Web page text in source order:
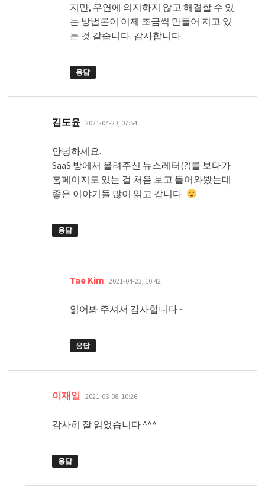
지만, 우연에 의지하지 않고 해결할 수 있
는 방법론이 이제 조금씩 만들어 지고 있
는 것 같습니다. 감사합니다.
응답
김도윤 댓
글:
2021-04-23, 07:54
안녕하세요.
SaaS 방에서 올려주신 뉴스레터(?)를 보다가
홈페이지도 있는 걸 처음 보고 들어와봤는데
좋은 이야기들 많이 읽고 갑니다.
응답
Tae Kim 댓
글:
2021-04-23, 10:42
읽어봐 주셔서 감사합니다 ~
응답
이재일 댓
글:
2021-06-08, 10:26
감사히 잘 읽었습니다 ^^^
응답